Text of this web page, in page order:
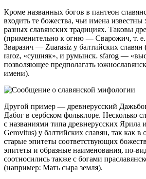
Кроме названных богов в пантеон
входить те божества, чьи имена известны
разных славянских традициях. Таковы
(применительно к огню — Сварожич, т.
Зваразич — Zuarasiz у балтийских славян
raroz, «сушняк», и румынск. sfarog —
позволяющее предполагать
имени).
Другой пример — древнерусский
Дабог в сербском фольклоре. Несколько
с названиями типа древнерусских Ярила
Gerovitus) у балтийских славян, так как
старые эпитеты соответствующих
эпитеты и образные наименования, по-
соотносились также с богами
(например: Мать сыра земля).